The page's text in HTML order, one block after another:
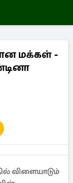
மக்கள் -
விளையாடும்